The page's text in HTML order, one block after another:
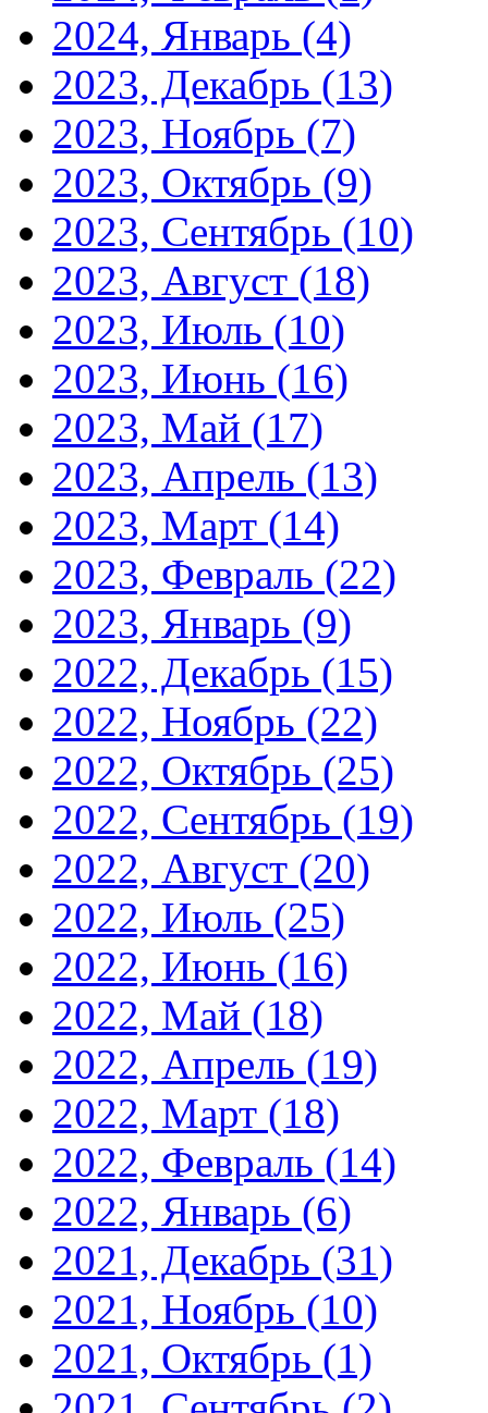
2024, Январь (4)
2023, Декабрь (13)
2023, Ноябрь (7)
2023, Октябрь (9)
2023, Сентябрь (10)
2023, Август (18)
2023, Июль (10)
2023, Июнь (16)
2023, Май (17)
2023, Апрель (13)
2023, Март (14)
2023, Февраль (22)
2023, Январь (9)
2022, Декабрь (15)
2022, Ноябрь (22)
2022, Октябрь (25)
2022, Сентябрь (19)
2022, Август (20)
2022, Июль (25)
2022, Июнь (16)
2022, Май (18)
2022, Апрель (19)
2022, Март (18)
2022, Февраль (14)
2022, Январь (6)
2021, Декабрь (31)
2021, Ноябрь (10)
2021, Октябрь (1)